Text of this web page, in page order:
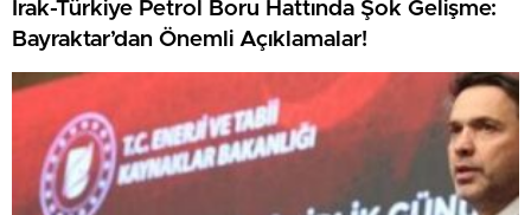
Irak-Türkiye Petrol Boru Hattında Şok Gelişme:
Bayraktar’dan Önemli Açıklamalar!